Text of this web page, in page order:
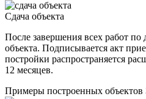
Сдача объекта
После завершения всех работ по
объекта. Подписывается акт
постройки распространяется
12 месяцев.
Примеры построенных объектов